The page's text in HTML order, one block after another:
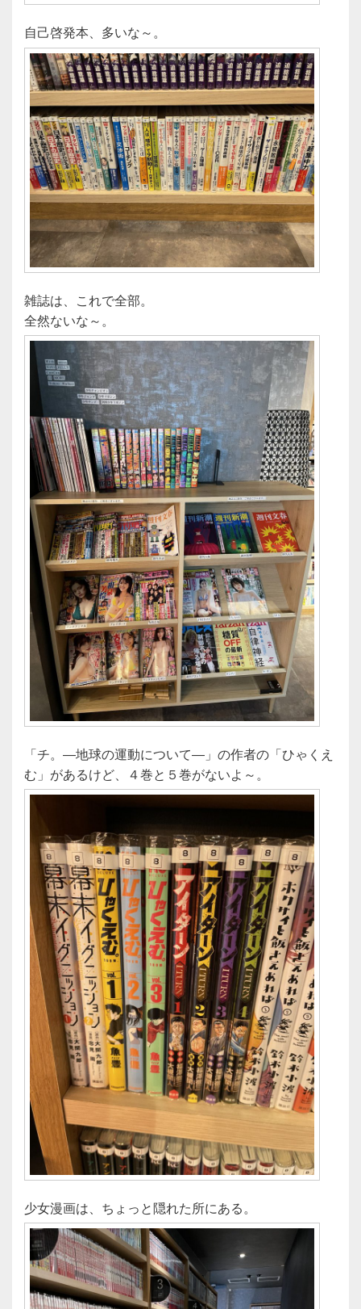
自己啓発本、多いな～。
雑誌は、これで全部。
全然ないな～。
「チ。―地球の運動について―」の作者の「ひゃくえ
む」があるけど、４巻と５巻がないよ～。
少女漫画は、ちょっと隠れた所にある。